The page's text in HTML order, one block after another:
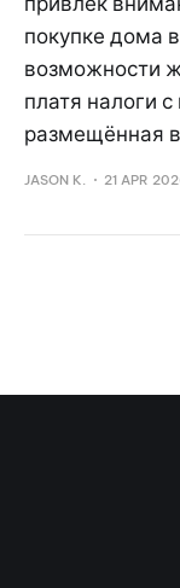
покупке дома
возможности
платя налоги
размещённая
JASON K. 21 APR